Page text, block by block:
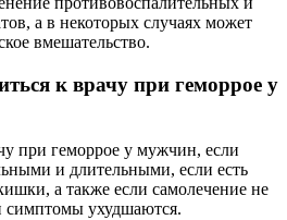
а в некоторых случаях может
вмешательство.
к врачу при геморрое у
при геморрое у мужчин, если
и длительными, если есть
а также если самолечение не
симптомы ухудшаются.